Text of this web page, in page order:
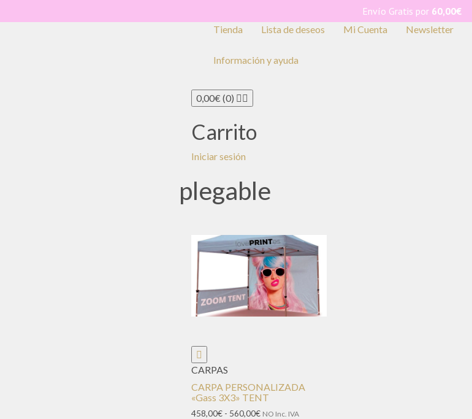
Tienda
Lista de deseos Mi Cuenta Newsletter
Información y ayuda
0,00€(0)
Carrito
Iniciar sesión
plegable
CARPAS
CARPA PERSONALIZADA
«Gass 3X3» TENT
458,00€ - 560,00€Rango
NO Inc. IVA
Envío Gratis por 60,00€